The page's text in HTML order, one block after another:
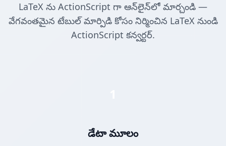
LaTeX ను ActionScript గా ఆన్‌లైన్‌లో మార్చండి —
వేగవంతమైన టేబుల్ మార్పిడి కోసం నిర్మించిన LaTeX నుండి
ActionScript కన్వర్టర్.
డేటా మూలం